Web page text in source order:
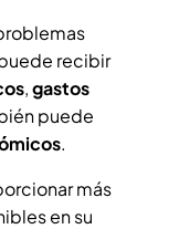
recibir
,gastos
puede
.
más
en su